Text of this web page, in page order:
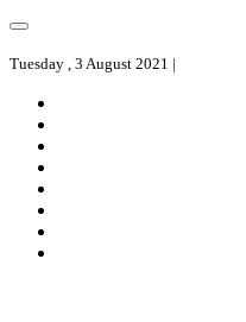
Tuesday , 3 August 2021 |